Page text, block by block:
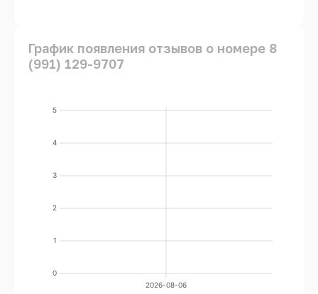
График появления отзывов о номере 8
(991) 129-9707
0
1
2
3
4
5
2026-08-06